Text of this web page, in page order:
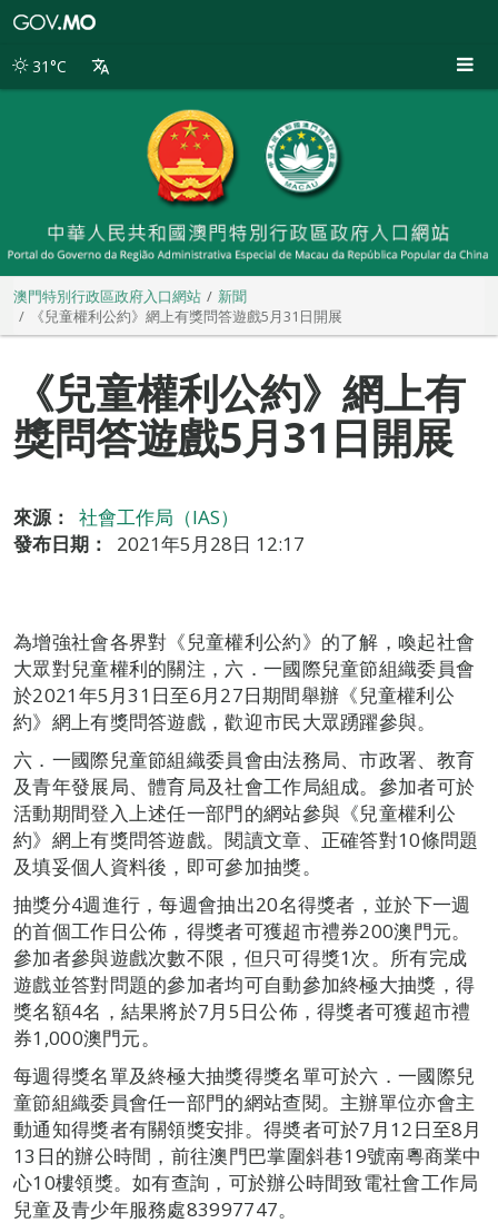
別
31°C
澳門特別行政區政府入口網站
新聞
《兒童權利公約》網上有獎問答遊戲5月31日開展
《兒童權利公約》網上有
獎問答遊戲5月31日開展
來源：
社會工作局（IAS）
發布日期：
2021年5月28日 12:17
為增強社會各界對《兒童權利公約》的了解，喚起社會
大眾對兒童權利的關注，六．一國際兒童節組織委員會
於2021年5月31日至6月27日期間舉辦《兒童權利公
約》網上有獎問答遊戲，歡迎市民大眾踴躍參與。
六．一國際兒童節組織委員會由法務局、市政署、教育
及青年發展局、體育局及社會工作局組成。參加者可於
活動期間登入上述任一部門的網站參與《兒童權利公
約》網上有獎問答遊戲。閱讀文章、正確答對10條問題
及填妥個人資料後，即可參加抽獎。
抽獎分4週進行，每週會抽出20名得獎者，並於下一週
的首個工作日公佈，得獎者可獲超市禮券200澳門元。
參加者參與遊戲次數不限，但只可得獎1次。所有完成
遊戲並答對問題的參加者均可自動參加終極大抽獎，得
獎名額4名，結果將於7月5日公佈，得獎者可獲超市禮
券1,000澳門元。
每週得獎名單及終極大抽獎得獎名單可於六．一國際兒
童節組織委員會任一部門的網站查閱。主辦單位亦會主
動通知得獎者有關領獎安排。得奬者可於7月12日至8月
13日的辦公時間，前往澳門巴掌圍斜巷19號南粵商業中
心10樓領獎。如有查詢，可於辦公時間致電社會工作局
兒童及青少年服務處83997747。